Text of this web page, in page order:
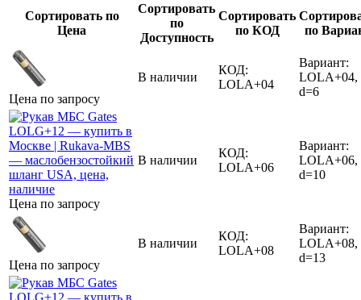
Сортировать по
Цена
Сортировать
по
Доступность
Сортировать
по КОД
по
Цена по запросу
В наличии
КОД:
LOLA+04
Вариант:
LOLA+04,
d=6
Цена по запросу
В наличии
КОД:
LOLA+06
Вариант:
LOLA+06,
d=10
Цена по запросу
В наличии
КОД:
LOLA+08
Вариант:
LOLA+08,
d=13